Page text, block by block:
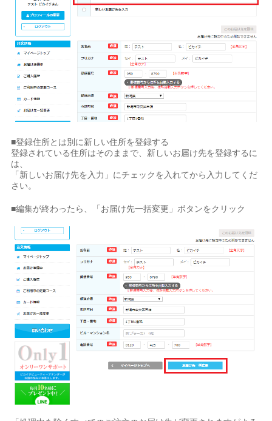
■登録住所とは別に新しい住所を登録する
登録されている住所はそのままで、新しいお届け先を登録するに
は、
「新しいお届け先を入力」にチェックを入れてから入力してくだ
さい。
■編集が終わったら、「お届け先一括変更」ボタンをクリック